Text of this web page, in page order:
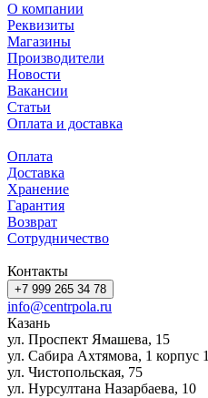
О компании
Реквизиты
Магазины
Производители
Новости
Вакансии
Статьи
Оплата и доставка
Оплата
Доставка
Хранение
Гарантия
Возврат
Сотрудничество
Контакты
+7 999 265 34 78
info@centrpola.ru
Казань
ул. Проспект Ямашева, 15
ул. Сабира Ахтямова, 1 корпус 1
ул. Чистопольская, 75
ул. Нурсултана Назарбаева, 10